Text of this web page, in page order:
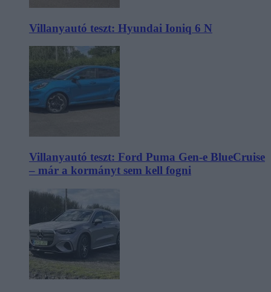
Villanyautó teszt: Hyundai Ioniq 6 N
Villanyautó teszt: Ford Puma Gen-e BlueCruise
– már a kormányt sem kell fogni